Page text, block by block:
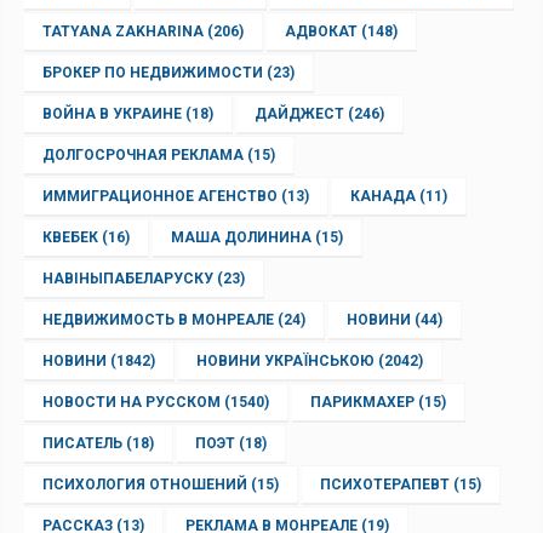
TATYANA ZAKHARINA (206) АДВОКАТ (148)
БРОКЕР ПО НЕДВИЖИМОСТИ (23)
ВОЙНА В УКРАИНЕ (18) ДАЙДЖЕСТ (246)
ДОЛГОСРОЧНАЯ РЕКЛАМА (15)
ИММИГРАЦИОННОЕ АГЕНСТВО (13) КАНАДА (11)
КВЕБЕК (16) МАША ДОЛИНИНА (15)
НАВІНЫПАБЕЛАРУСКУ (23)
НЕДВИЖИМОСТЬ В МОНРЕАЛЕ (24) НОВИНИ (44)
НОВИНИ (1842) НОВИНИ УКРАЇНСЬКОЮ (2042)
НОВОСТИ НА РУССКОМ (1540) ПАРИКМАХЕР (15)
ПИСАТЕЛЬ (18) ПОЭТ (18)
ПСИХОЛОГИЯ ОТНОШЕНИЙ (15) ПСИХОТЕРАПЕВТ (15)
РАССКАЗ (13) РЕКЛАМА В МОНРЕАЛЕ (19)